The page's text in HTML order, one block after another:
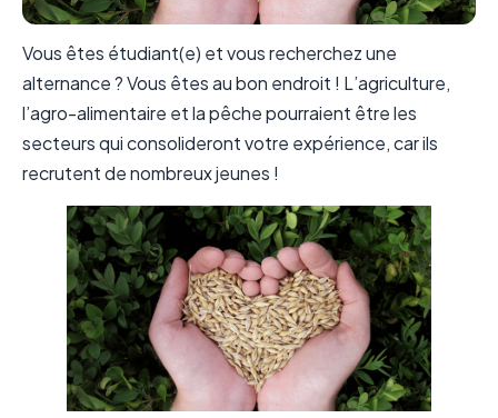
Vous êtes étudiant(e) et vous recherchez une
alternance ? Vous êtes au bon endroit ! L’agriculture,
l’agro-alimentaire et la pêche pourraient être les
secteurs qui consolideront votre expérience, car ils
recrutent de nombreux jeunes !